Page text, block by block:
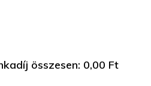
összesen: 0,00 Ft